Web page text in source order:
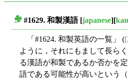
#1629. 和製漢語[japanese][
「#1624. 和製英語の一覧」 (
ように，それにもまして長ら
る漢語が和製であるか否かを
語である可能性が高いという